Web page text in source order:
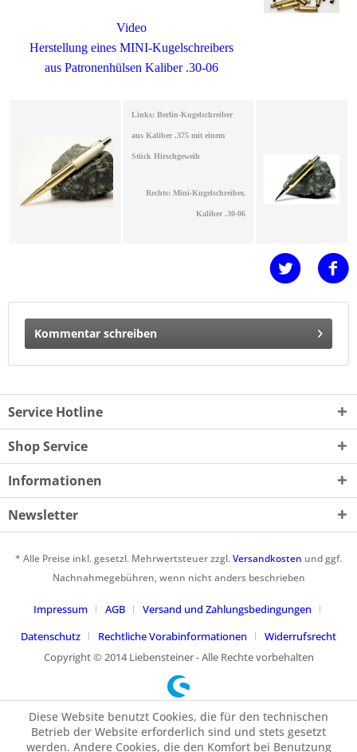
Video
Herstellung eines MINI-Kugelschreibers
aus Patronenhülsen Kaliber .30-06
Links: Berlin-Kugelschreiber
aus Kaliber .375 mit einem
Stück Hirschgeweih
Rechts: Mini-Kugelschreiber,
Kaliber .30-06
Kommentar schreiben
Service Hotline
Shop Service
Informationen
Newsletter
* Alle Preise inkl. gesetzl. Mehrwertsteuer zzgl.Versandkosten und ggf.
Nachnahmegebühren, wenn nicht anders beschrieben
Impressum AGB
Versand und Zahlungsbedingungen
Datenschutz
Rechtliche Vorabinformationen
Widerrufsrecht
Copyright © 2014 Liebensteiner - Alle Rechte vorbehalten
Diese Website benutzt Cookies, die für den technischen
Betrieb der Website erforderlich sind und stets gesetzt
werden. Andere Cookies, die den Komfort bei Benutzung